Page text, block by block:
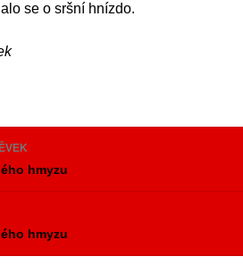
se o sršní hnízdo.
hmyzu
hmyzu